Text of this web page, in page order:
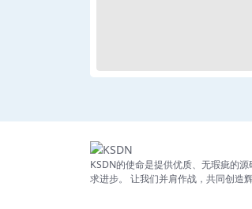
KSDN的使命是提供优质、无瑕疵的
求进步。 让我们并肩作战，共同创造